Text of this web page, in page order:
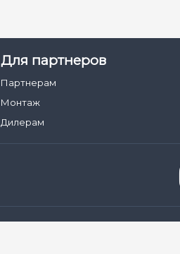
Для партнеров
Партнерам
Монтаж
Дилерам